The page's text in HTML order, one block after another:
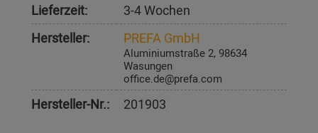
Lieferzeit:
3-4 Wochen
Hersteller:
PREFA GmbH
Aluminiumstraße 2, 98634
Wasungen
office.de@prefa.com
Hersteller-Nr.: 201903